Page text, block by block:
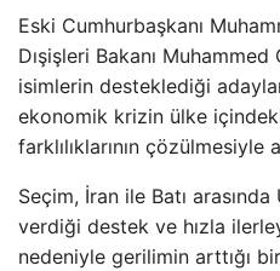
Eski Cumhurbaşkanı
Dışişleri Bakanı
isimlerin desteklediği
ekonomik krizin ülke
farklılıklarının çözülmesiyle
Seçim, İran ile Batı
verdiği destek ve hızla
nedeniyle gerilimin arttığı